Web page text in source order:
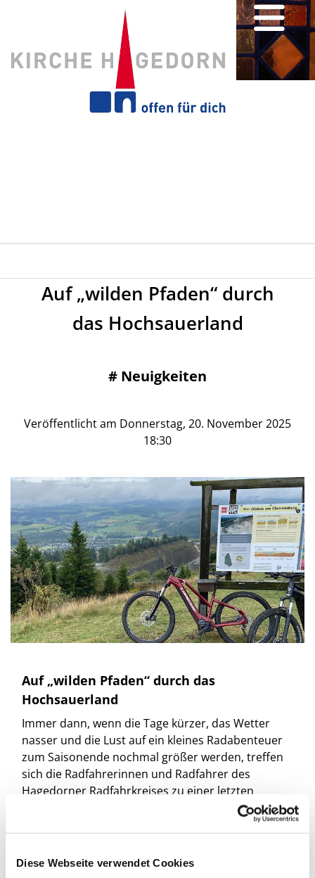
Diese Webseite verwendet Cookies
Auf „wilden Pfaden“ durch
das Hochsauerland
# Neuigkeiten
Veröffentlicht am Donnerstag, 20. November 2025
18:30
Auf „wilden Pfaden“ durch das
Hochsauerland
Immer dann, wenn die Tage kürzer, das Wetter
nasser und die Lust auf ein kleines Radabenteuer
zum Saisonende nochmal größer werden, treffen
sich die Radfahrerinnen und Radfahrer des
Hagedorner Radfahrkreises zu einer letzten
gemeinsamen Ausfahrt ins herbstlich-schöne
hügelige Landschaft rund um die